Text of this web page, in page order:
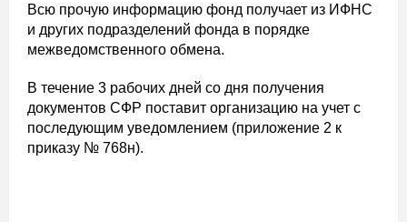
Всю прочую информацию фонд получает из ИФНС
и других подразделений фонда в порядке
межведомственного обмена.
В течение 3 рабочих дней со дня получения
документов СФР поставит организацию на учет с
последующим уведомлением (приложение 2 к
приказу № 768н).